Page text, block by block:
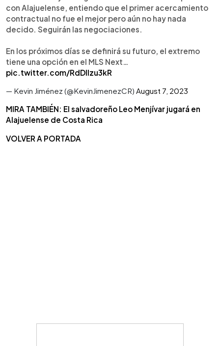
con Alajuelense, entiendo que el primer acercamiento
contractual no fue el mejor pero aún no hay nada
decido. Seguirán las negociaciones.
En los próximos días se definirá su futuro, el extremo
tiene una opción en el MLS Next…
pic.twitter.com/RdDlIzu3kR
— Kevin Jiménez (@KevinJimenezCR) August 7, 2023
MIRA TAMBIÉN: El salvadoreño Leo Menjívar jugará en
Alajuelense de Costa Rica
VOLVER A PORTADA